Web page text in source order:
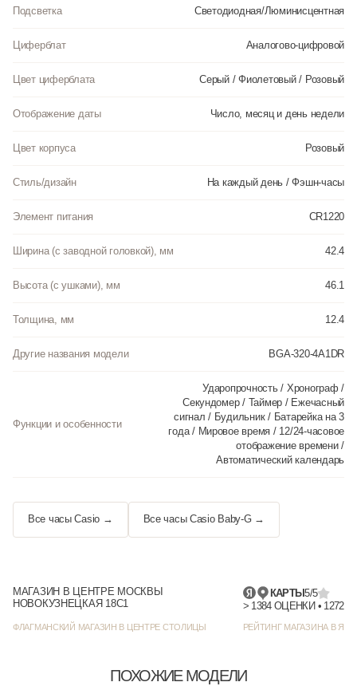
Подсветка Светодиодная/Люминисцентная
Циферблат Аналогово-цифровой
Цвет циферблата Серый / Фиолетовый / Розовый
Отображение даты Число, месяц и день недели
Цвет корпуса Розовый
Стиль/дизайн На каждый день / Фэшн-часы
Элемент питания CR1220
Ширина (с заводной головкой), мм 42.4
Высота (с ушками), мм 46.1
Толщина, мм 12.4
Другие названия модели BGA-320-4A1DR
Функции и особенности
Ударопрочность / Хронограф /
Секундомер / Таймер / Ежечасный
сигнал / Будильник / Батарейка на 3
года / Мировое время / 12/24-часовое
отображение времени /
Автоматический календарь
Все часы Casio → Все часы Casio Baby-G →
МАГАЗИН В ЦЕНТРЕ МОСКВЫ
НОВОКУЗНЕЦКАЯ 18С1
ФЛАГМАНСКИЙ МАГАЗИН В ЦЕНТРЕ СТОЛИЦЫ
КАРТЫ5/5
РЕЙТИНГ МАГАЗИНА В
ПОХОЖИЕ МОДЕЛИ